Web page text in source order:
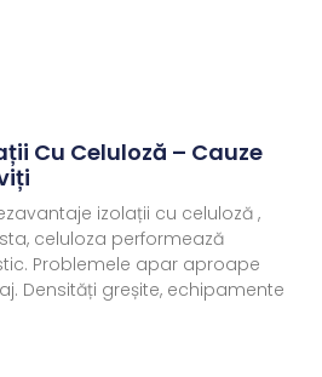
Cu Celuloză – Cauze
izolații cu celuloză ,
celuloza performează
Problemele apar aproape
Densități greșite, echipamente